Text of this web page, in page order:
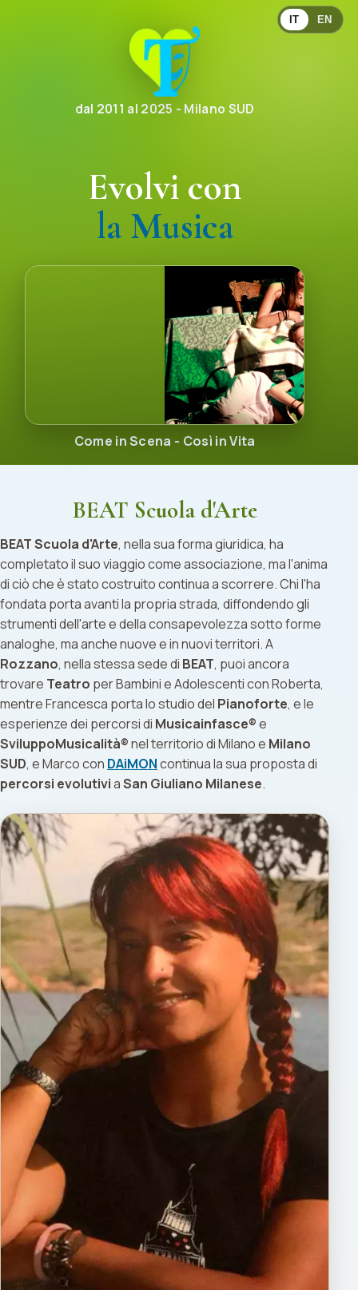
IT EN
dal 2011 al 2025 - Milano SUD
Evolvi con
la Comunicazione
Come in Scena - Così in Vita
BEAT Scuola d'Arte
BEAT Scuola d'Arte, nella sua forma giuridica, ha
completato il suo viaggio come associazione, ma l'anima
di ciò che è stato costruito continua a scorrere. Chi l'ha
fondata porta avanti la propria strada, diffondendo gli
strumenti dell'arte e della consapevolezza sotto forme
analoghe, ma anche nuove e in nuovi territori. A
Rozzano, nella stessa sede di BEAT, puoi ancora
trovare Teatro per Bambini e Adolescenti con Roberta,
mentre Francesca porta lo studio del Pianoforte, e le
esperienze dei percorsi di Musicainfasce®e
SviluppoMusicalità®nel territorio di Milano e Milano
SUD, e Marco con DAiMONcontinua la sua proposta di
percorsi evolutiviaSan Giuliano Milanese.